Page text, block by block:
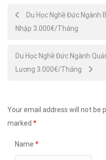
Post
navigation
Du Học Nghề Đức Ngành
Nhập 3.000€/Tháng
Du Học Nghề Đức Ngành
Lương 3.000€/Tháng
Your email address will not be
marked *
Name *